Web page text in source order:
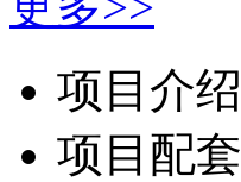
项目介绍
项目配套